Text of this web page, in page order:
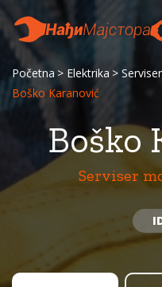
Početna Elektrika
Boško Karanović
Boško
Serviser